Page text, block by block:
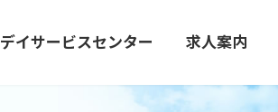
デイサービスセンター 求人案内